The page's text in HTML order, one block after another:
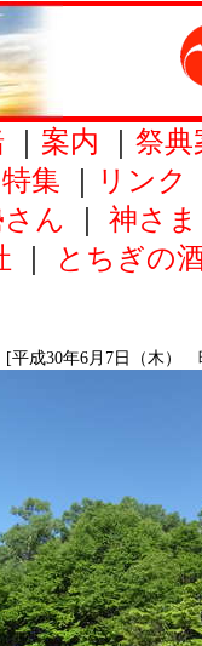
案内
祭典
特集 リンク
ん 神さま
とちぎの
[平成30年6月7日（木）